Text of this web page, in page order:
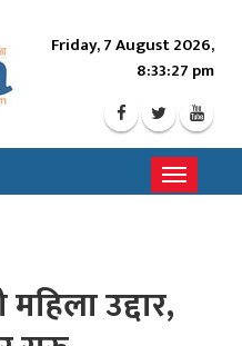
Friday, 7 August 2026,
8:33:29 pm
Toggle
उद्दार,